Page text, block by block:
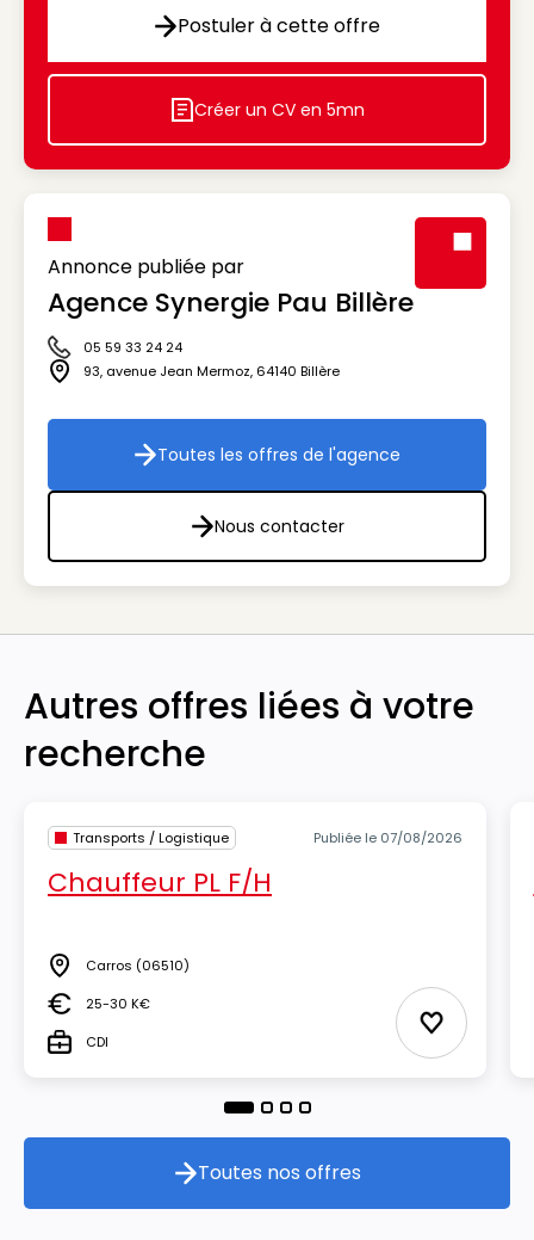
Postuler à cette offre
Postuler à cette offre
Icon decorative
Créer un CV en 5mn
Annonce publiée par
Agence Synergie Pau Billère
Icône téléphone
05 59 33 24 24
Icône adresse
93, avenue Jean Mermoz, 64140 Billère
Toutes les offres de l'agence
Toutes les offres de l'agence
Nous contacter
Nous contacter
Autres offres liées à votre
recherche
Transports / Logistique Publiée le 07/08/2026
Chauffeur PL F/H
Lieu Carros (06510)
Salaire25-30 K€
TypeCDI Ajouter
Toutes nos offres
Toutes nos offres